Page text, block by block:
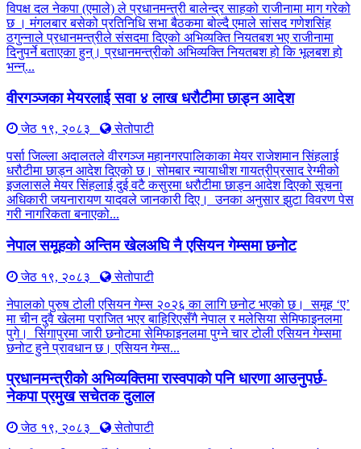
विपक्ष दल नेकपा (एमाले) ले प्रधानमन्त्री बालेन्द्र साहको राजीनामा माग गरेको
छ । मंगलबार बसेको प्रतिनिधि सभा बैठकमा बोल्दै एमाले सांसद गणेशसिंह
ठगुन्नाले प्रधानमन्त्रीले संसदमा दिएको अभिव्यक्ति नियतबश भए राजीनामा
दिनुपर्ने बताएका हुन्। प्रधानमन्त्रीको अभिव्यक्ति नियतबश हो कि भूलबश हो
भन्न्...
वीरगञ्जका मेयरलाई सवा ४ लाख धरौटीमा छाड्न आदेश
जेठ १९, २०८३
सेतोपाटी
पर्सा जिल्ला अदालतले वीरगञ्ज महानगरपालिकाका मेयर राजेशमान सिंहलाई
धरौटीमा छाड्न आदेश दिएको छ। सोमबार न्यायाधीश गायत्रीप्रसाद रेग्मीको
इजलासले मेयर सिंहलाई दुई वटै कसुरमा धरौटीमा छाड्न आदेश दिएको सूचना
अधिकारी जयनारायण यादवले जानकारी दिए। उनका अनुसार झुटा विवरण पेस
गरी नागरिकता बनाएको...
नेपाल समूहको अन्तिम खेलअघि नै एसियन गेम्समा छनोट
जेठ १९, २०८३
सेतोपाटी
नेपालको पुरुष टोली एसियन गेम्स २०२६ का लागि छनोट भएको छ। समूह ‘ए’
मा चीन दुवै खेलमा पराजित भएर बाहिरिएसँगै नेपाल र मलेसिया सेमिफाइनलमा
पुगे। सिंगापुरमा जारी छनोटमा सेमिफाइनलमा पुग्ने चार टोली एसियन गेम्समा
छनोट हुने प्रावधान छ। एसियन गेम्स...
प्रधानमन्त्रीको अभिव्यक्तिमा रास्वपाको पनि धारणा आउनुपर्छ-
नेकपा प्रमुख सचेतक दुलाल
जेठ १९, २०८३
सेतोपाटी